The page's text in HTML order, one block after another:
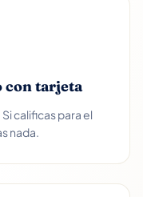
con tarjeta
calificas para el
nada.